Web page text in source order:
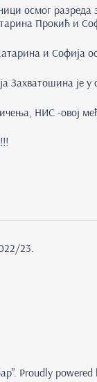
осмог
Прокић и
и Софија
је у
НИС -овој
23.
Proudly powered